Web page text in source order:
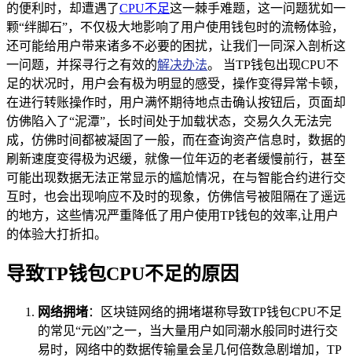
的便利时，却遭遇了CPU不足这一棘手难题，这一问题犹如一
颗“绊脚石”，不仅极大地影响了用户使用钱包时的流畅体验，
还可能给用户带来诸多不必要的困扰，让我们一同深入剖析这
一问题，并探寻行之有效的解决办法。 当TP钱包出现CPU不
足的状况时，用户会有极为明显的感受，操作变得异常卡顿，
在进行转账操作时，用户满怀期待地点击确认按钮后，页面却
仿佛陷入了“泥潭”，长时间处于加载状态，交易久久无法完
成，仿佛时间都被凝固了一般，而在查询资产信息时，数据的
刷新速度变得极为迟缓，就像一位年迈的老者缓慢前行，甚至
可能出现数据无法正常显示的尴尬情况，在与智能合约进行交
互时，也会出现响应不及时的现象，仿佛信号被阻隔在了遥远
的地方，这些情况严重降低了用户使用TP钱包的效率,让用户
的体验大打折扣。
导致TP钱包CPU不足的原因
网络拥堵：区块链网络的拥堵堪称导致TP钱包CPU不足
的常见“元凶”之一，当大量用户如同潮水般同时进行交
易时，网络中的数据传输量会呈几何倍数急剧增加，TP